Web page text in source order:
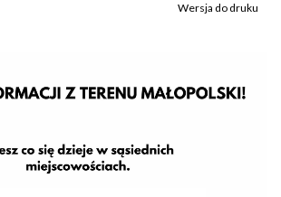
Wersja do druku